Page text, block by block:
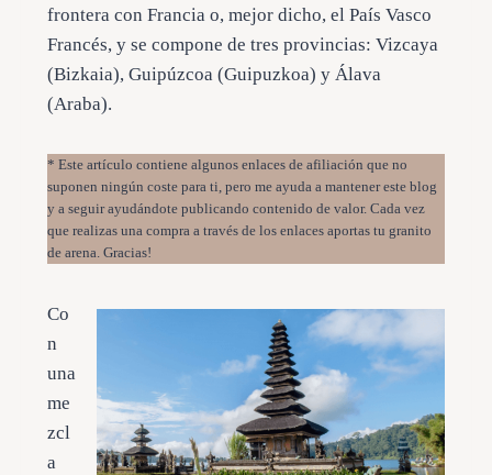
frontera con Francia o, mejor dicho, el País Vasco
Francés, y se compone de tres provincias: Vizcaya
(Bizkaia), Guipúzcoa (Guipuzkoa) y Álava
(Araba).
* Este artículo contiene algunos enlaces de afiliación que no
suponen ningún coste para ti, pero me ayuda a mantener este blog
y a seguir ayudándote publicando contenido de valor. Cada vez
que realizas una compra a través de los enlaces aportas tu granito
de arena. Gracias!
Co
n
una
me
zcl
a